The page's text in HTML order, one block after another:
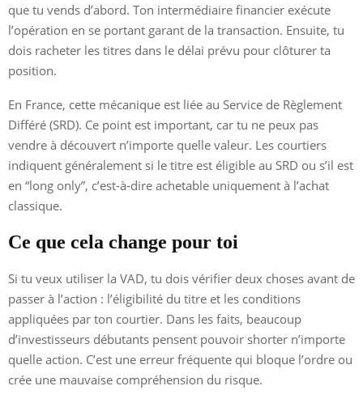
que tu vends d’abord. Ton intermédiaire financier exécute
l’opération en se portant garant de la transaction. Ensuite, tu
dois racheter les titres dans le délai prévu pour clôturer ta
position.
En France, cette mécanique est liée au Service de Règlement
Différé (SRD). Ce point est important, car tu ne peux pas
vendre à découvert n’importe quelle valeur. Les courtiers
indiquent généralement si le titre est éligible au SRD ou s’il est
en “long only”, c’est-à-dire achetable uniquement à l’achat
classique.
Ce que cela change pour toi
Si tu veux utiliser la VAD, tu dois vérifier deux choses avant de
passer à l’action : l’éligibilité du titre et les conditions
appliquées par ton courtier. Dans les faits, beaucoup
d’investisseurs débutants pensent pouvoir shorter n’importe
quelle action. C’est une erreur fréquente qui bloque l’ordre ou
crée une mauvaise compréhension du risque.